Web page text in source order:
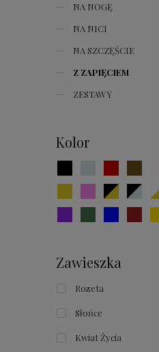
NA NOGĘ
NA NICI
NA SZCZĘŚCIE
Z ZAPIĘCIEM
ZESTAWY
Kolor
Zawieszka
Rozeta
Słońce
Kwiat Życia